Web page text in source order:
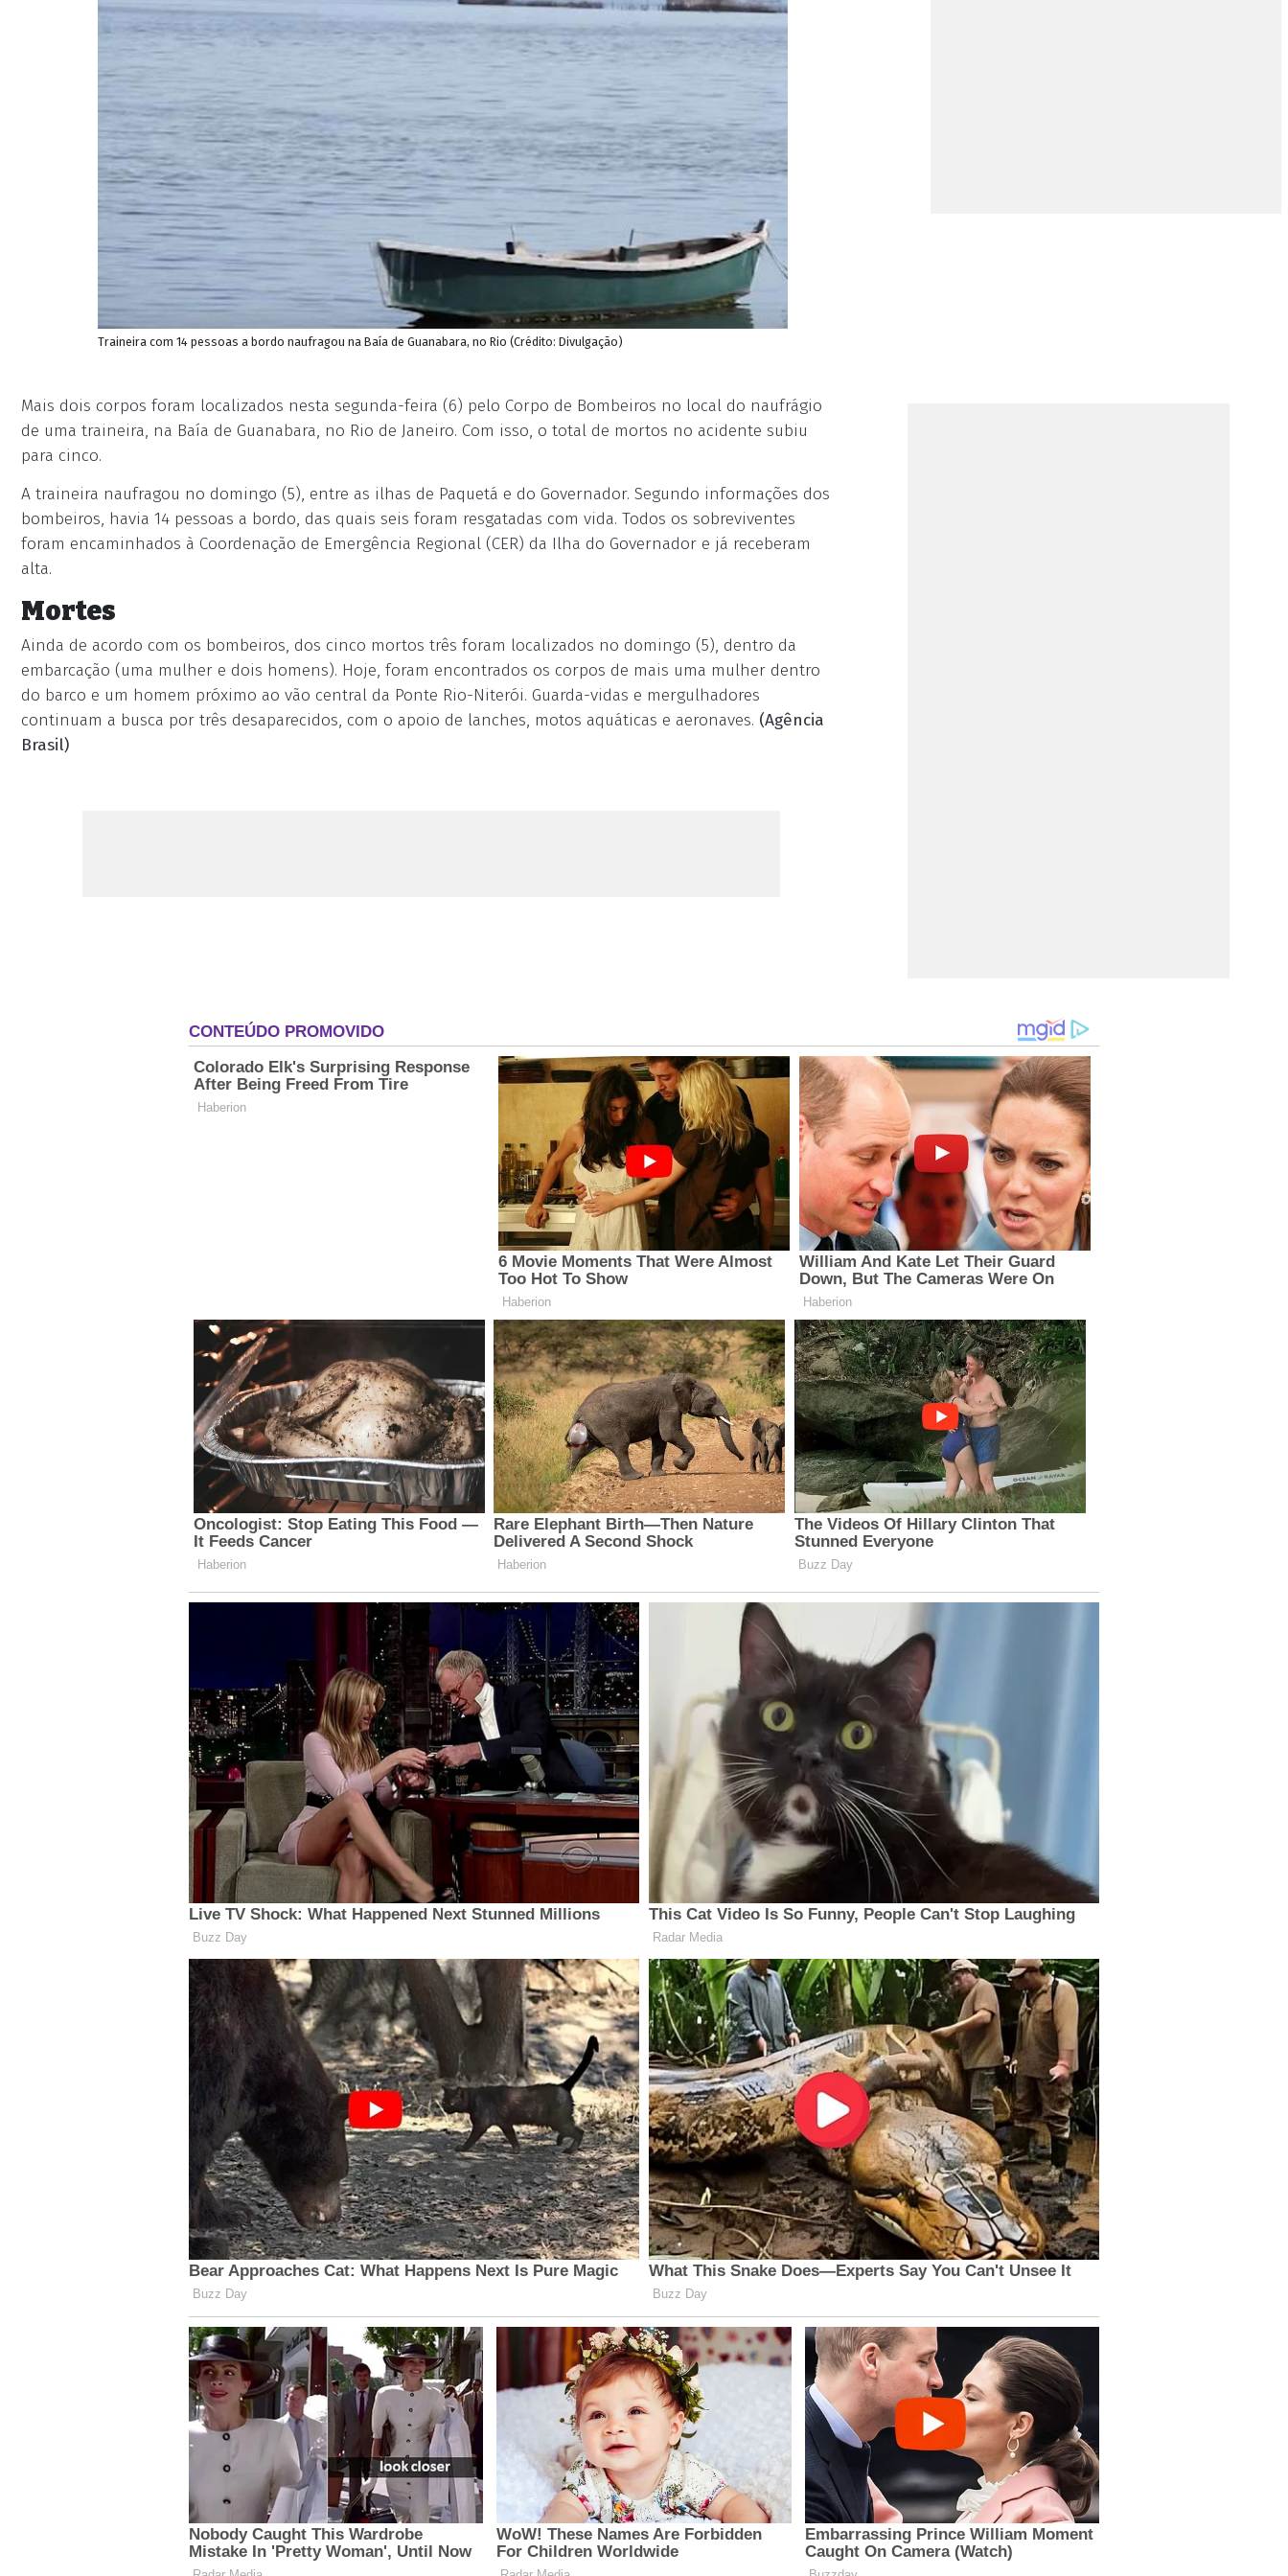
Traineira com 14 pessoas a bordo naufragou na Baía de Guanabara, no Rio (Crédito: Divulgação)
Mais dois corpos foram localizados nesta segunda-feira (6) pelo Corpo de Bombeiros no local do naufrágio
de uma traineira, na Baía de Guanabara, no Rio de Janeiro. Com isso, o total de mortos no acidente subiu
para cinco.
A traineira naufragou no domingo (5), entre as ilhas de Paquetá e do Governador. Segundo informações dos
bombeiros, havia 14 pessoas a bordo, das quais seis foram resgatadas com vida. Todos os sobreviventes
foram encaminhados à Coordenação de Emergência Regional (CER) da Ilha do Governador e já receberam
alta.
Mortes
Ainda de acordo com os bombeiros, dos cinco mortos três foram localizados no domingo (5), dentro da
embarcação (uma mulher e dois homens). Hoje, foram encontrados os corpos de mais uma mulher dentro
do barco e um homem próximo ao vão central da Ponte Rio-Niterói. Guarda-vidas e mergulhadores
continuam a busca por três desaparecidos, com o apoio de lanches, motos aquáticas e aeronaves. (Agência
Brasil)